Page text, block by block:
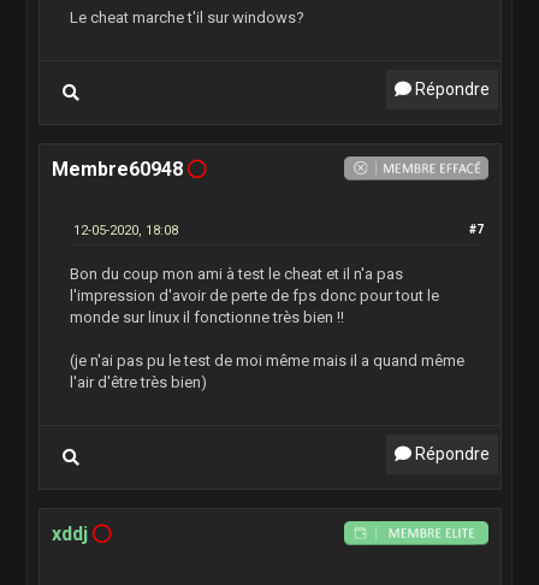
Le cheat marche t'il sur windows?
Répondre
Membre60948
#7
12-05-2020, 18:08
Bon du coup mon ami à test le cheat et il n'a pas
l'impression d'avoir de perte de fps donc pour tout le
monde sur linux il fonctionne très bien !!
(je n'ai pas pu le test de moi même mais il a quand même
l'air d'être très bien)
Répondre
xddj